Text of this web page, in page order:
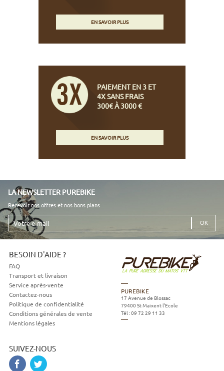
EN SAVOIR PLUS
PAIEMENT EN 3 ET
4X SANS FRAIS
300€ À 3000 €
EN SAVOIR PLUS
LA NEWSLETTER PUREBIKE
Recevoir nos offres et nos bons plans
Votre
e-
mail
BESOIN D'AIDE ?
FAQ
Transport et livraison
Service après-vente
Contactez-nous
Politique de confidentialité
Conditions générales de vente
Mentions légales
SUIVEZ-NOUS
PUREBIKE
17 Avenue de Blossac
79400 St Maixent l'Ecole
Tél :09 72 29 11 33